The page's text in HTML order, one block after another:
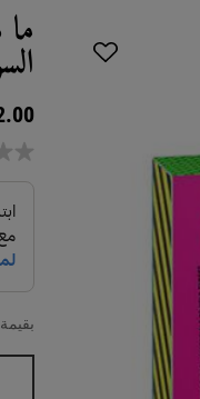
بقيمة: ٩١٠ ﷼. مجموعة العطلات مكونة من ثلاث تركيبات للترطيب